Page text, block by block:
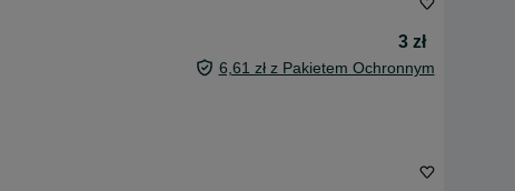
3 zł
6,61 zł z Pakietem Ochronnym